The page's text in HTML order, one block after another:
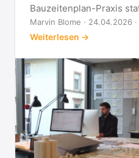
Bauzeitenplan-Praxis
Architekten-FAQ.
Marvin Blome · 24.04.2026
Weiterlesen →